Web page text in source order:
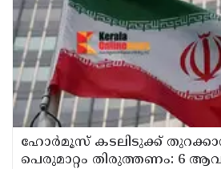
ഹോര്‍മൂസ് കടലിടുക്ക്
പെരുമാറ്റം തിരുത്തണം: 6